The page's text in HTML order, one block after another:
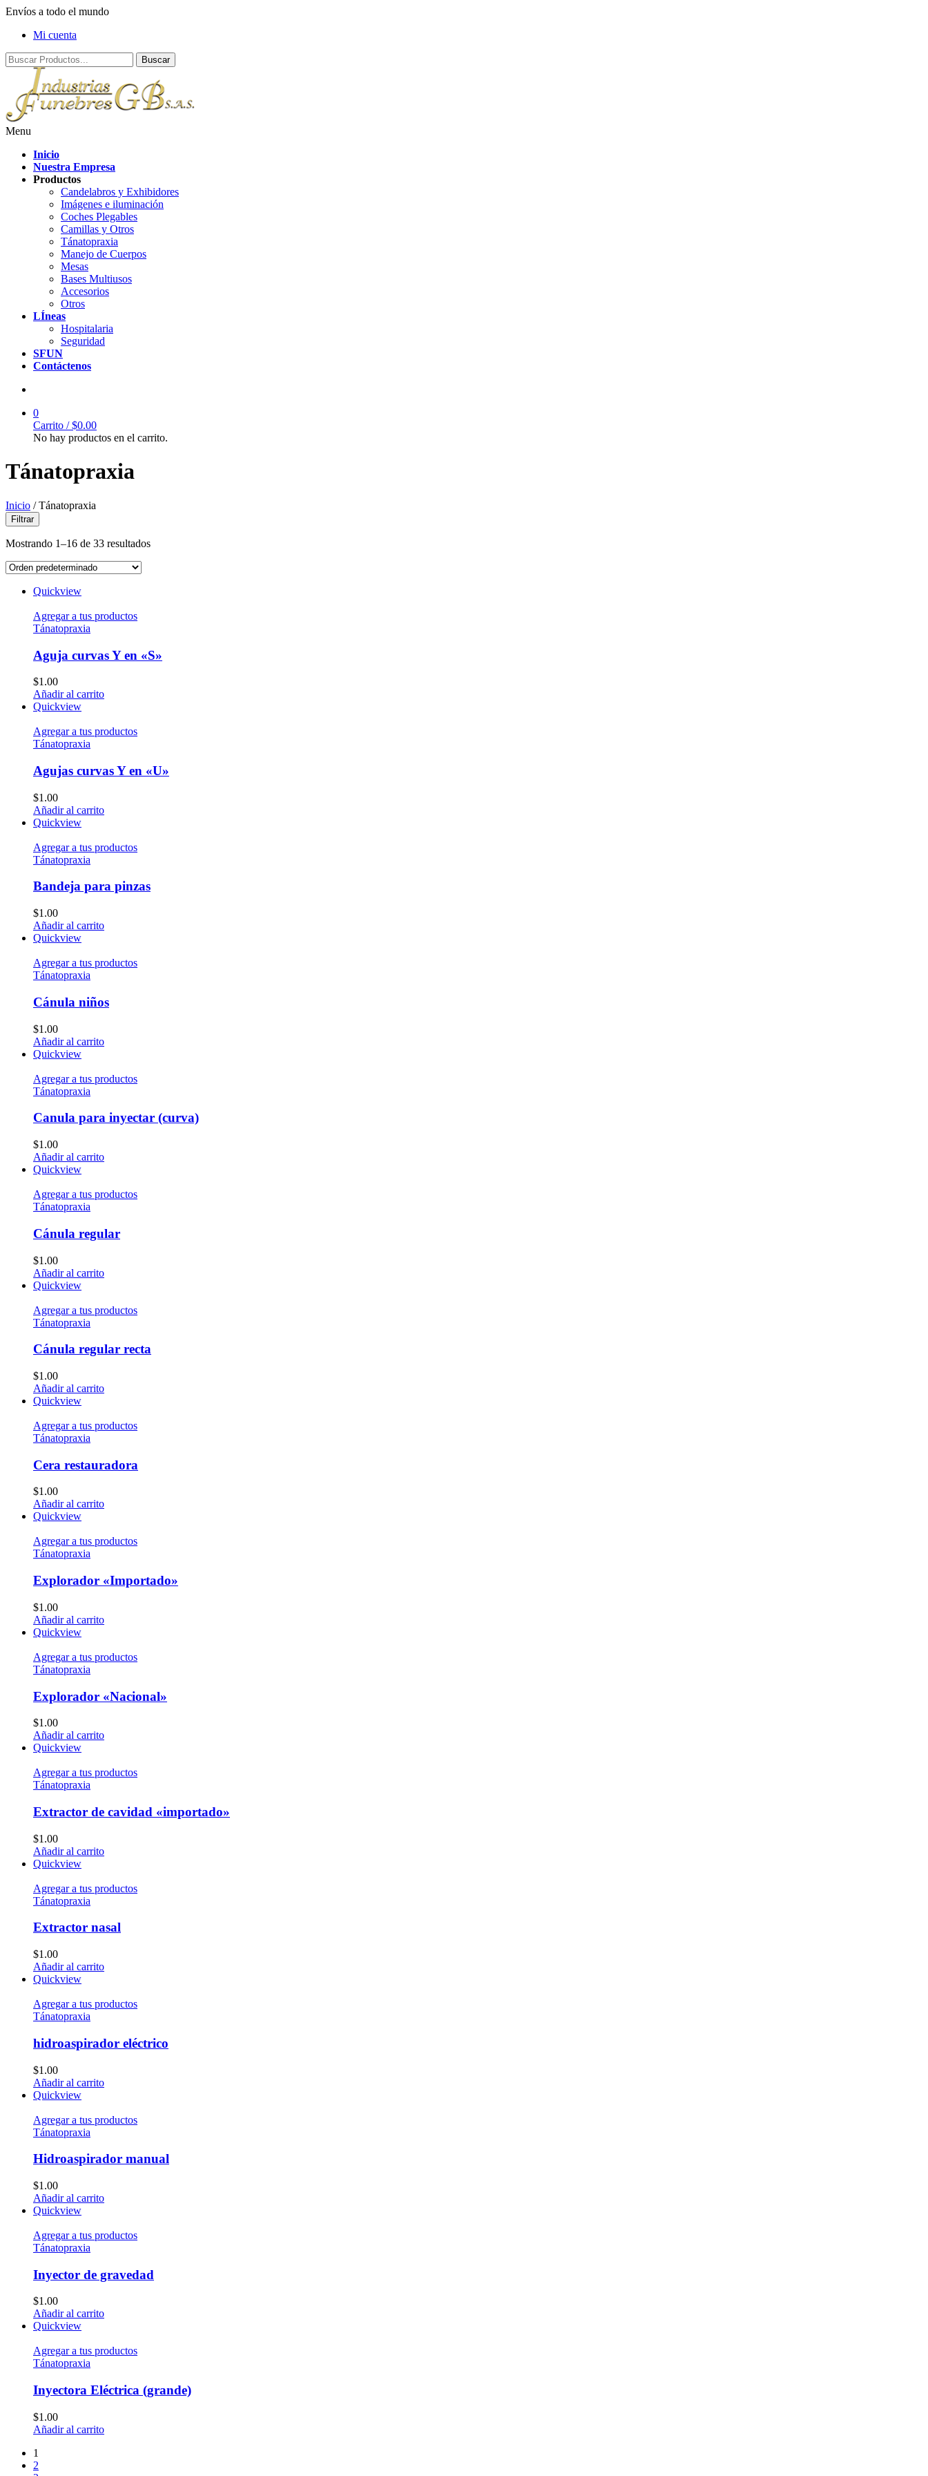
Envíos a todo el mundo
Mi cuenta
Menu
Inicio
Nuestra Empresa
Productos
Candelabros y Exhibidores
Imágenes e iluminación
Coches Plegables
Camillas y Otros
Tánatopraxia
Manejo de Cuerpos
Mesas
Bases Multiusos
Accesorios
Otros
LÍneas
Hospitalaria
Seguridad
SFUN
Contáctenos
0
Carrito /$0.00
No hay productos en el carrito.
Tánatopraxia
Inicio / Tánatopraxia
Filtrar
Mostrando 1–16 de 33 resultados
Quickview
Agregar a tus productos
Tánatopraxia
Aguja curvas Y en «S»
$1.00
Añadir al carrito
Quickview
Agregar a tus productos
Tánatopraxia
Agujas curvas Y en «U»
$1.00
Añadir al carrito
Quickview
Agregar a tus productos
Tánatopraxia
Bandeja para pinzas
$1.00
Añadir al carrito
Quickview
Agregar a tus productos
Tánatopraxia
Cánula niños
$1.00
Añadir al carrito
Quickview
Agregar a tus productos
Tánatopraxia
Canula para inyectar (curva)
$1.00
Añadir al carrito
Quickview
Agregar a tus productos
Tánatopraxia
Cánula regular
$1.00
Añadir al carrito
Quickview
Agregar a tus productos
Tánatopraxia
Cánula regular recta
$1.00
Añadir al carrito
Quickview
Agregar a tus productos
Tánatopraxia
Cera restauradora
$1.00
Añadir al carrito
Quickview
Agregar a tus productos
Tánatopraxia
Explorador «Importado»
$1.00
Añadir al carrito
Quickview
Agregar a tus productos
Tánatopraxia
Explorador «Nacional»
$1.00
Añadir al carrito
Quickview
Agregar a tus productos
Tánatopraxia
Extractor de cavidad «importado»
$1.00
Añadir al carrito
Quickview
Agregar a tus productos
Tánatopraxia
Extractor nasal
$1.00
Añadir al carrito
Quickview
Agregar a tus productos
Tánatopraxia
hidroaspirador eléctrico
$1.00
Añadir al carrito
Quickview
Agregar a tus productos
Tánatopraxia
Hidroaspirador manual
$1.00
Añadir al carrito
Quickview
Agregar a tus productos
Tánatopraxia
Inyector de gravedad
$1.00
Añadir al carrito
Quickview
Agregar a tus productos
Tánatopraxia
Inyectora Eléctrica (grande)
$1.00
Añadir al carrito
1
2